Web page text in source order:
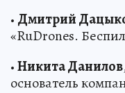
• Дмитрий
«RuDrones.
•Никита Данилов
основатель